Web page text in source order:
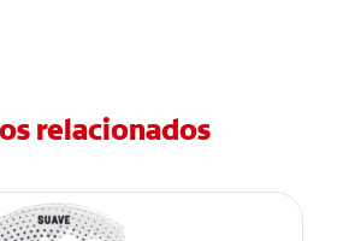
relacionados